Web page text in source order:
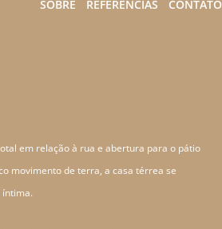
SOBRE
REFERÊNCIAS CONTATO
em relação à rua e abertura para o pátio
movimento de terra, a casa térrea se